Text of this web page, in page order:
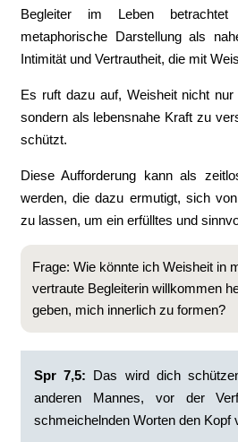
Begleiter im Leben
metaphorische Darstellung als
Intimität und Vertrautheit, die mit
Es ruft dazu auf, Weisheit nicht
sondern als lebensnahe Kraft zu
schützt.
Diese Aufforderung kann als
werden, die dazu ermutigt, sich
zu lassen, um ein erfülltes und
Frage: Wie könnte ich Weisheit in
vertraute Begleiterin willkommen
geben, mich innerlich zu formen?
Spr 7,5: Das wird dich
anderen Mannes, vor der
schmeichelnden Worten den Kopf